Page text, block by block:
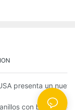
cocina, horno o
presenta un
con bisagra de